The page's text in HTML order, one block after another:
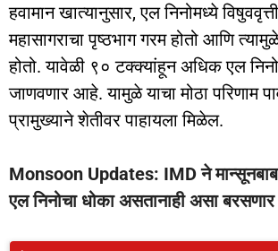
हवामान खात्यानुसार, एल निनोमध्ये
महासागराचा पृष्ठभाग गरम होतो आणि
होतो. यावेळी ९० टक्क्यांहून अधिक एल
जाणवणार आहे. यामुळे याचा मोठा परिणाम
प्रामुख्याने शेतीवर पाहायला मिळेल.
Monsoon Updates: IMD ने
एल निनोचा धोका असतानाही असा